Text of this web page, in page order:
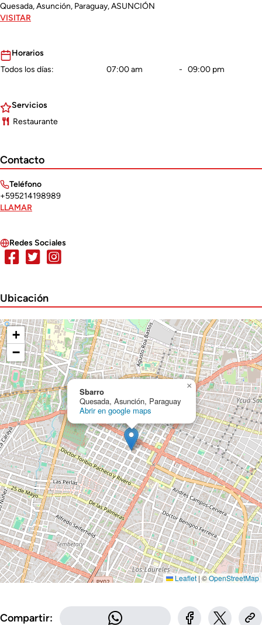
Quesada, Asunción, Paraguay, ASUNCIÓN
VISITAR
Horarios
Todos los dí­as:
07:00 am - 09:00 pm
Servicios
Restaurante
Contacto
Teléfono
+595214198989
LLAMAR
Redes Sociales
Ubicación
Sbarro
Quesada, Asunción, Paraguay
Abrir en google maps
×
+
−
Leaflet|©OpenStreetMap
Compartir: